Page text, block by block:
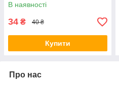
В наявності
34 ₴ 40 ₴
Купити
Про нас